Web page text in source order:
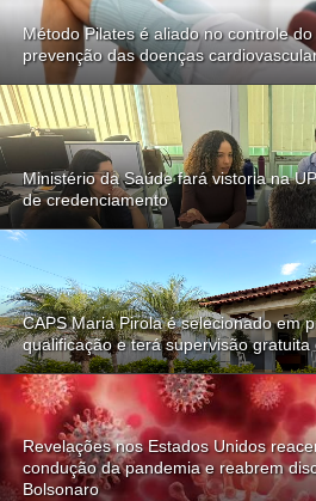
Método Pilates é aliado no controle
prevenção das doenças
Ministério da Saúde fará vistoria na
de credenciamento
CAPS Maria Pirola é selecionado em
qualificação e terá supervisão
Revelações nos Estados Unidos
condução da pandemia e reabrem
Bolsonaro